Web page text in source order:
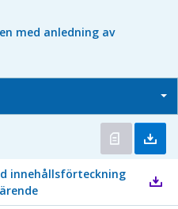
med anledning av
innehållsförteckning